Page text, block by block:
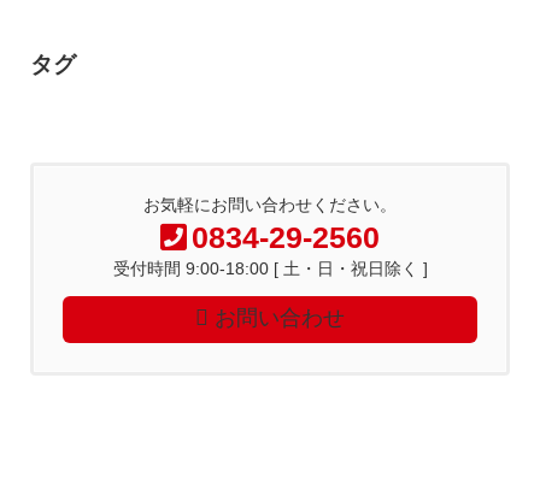
タグ
お気軽にお問い合わせください。
0834-29-2560
受付時間 9:00-18:00 [ 土・日・祝日除く ]
お問い合わせ